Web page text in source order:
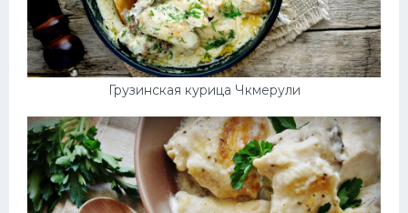
Грузинская курица Чкмерули